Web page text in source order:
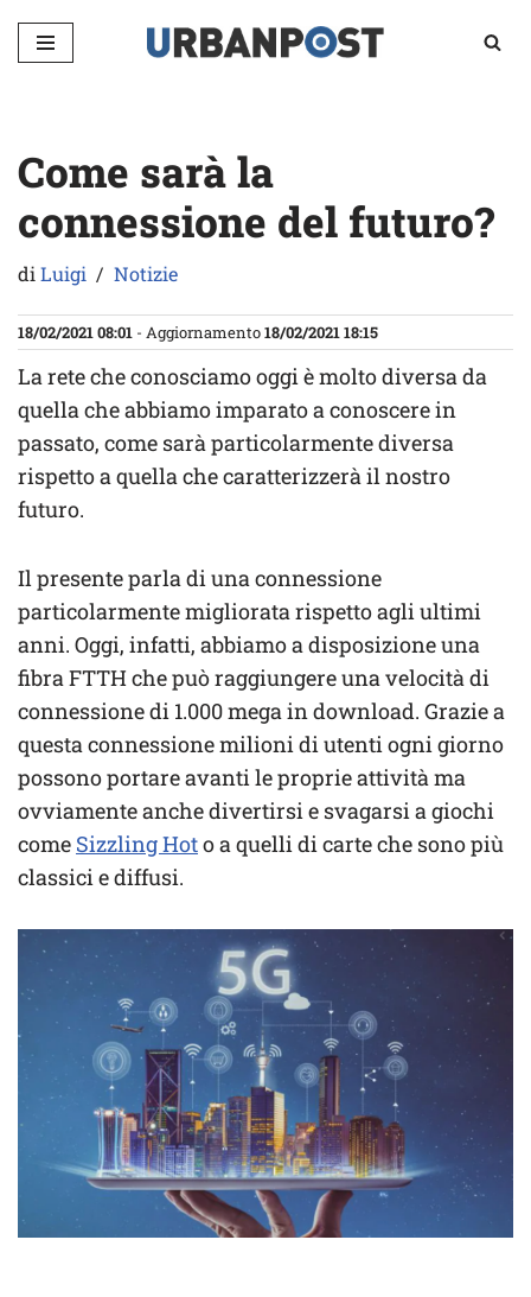
Vai
Come sarà la
connessione del futuro?
diLuigi Notizie
18/02/2021 08:01 - Aggiornamento18/02/2021 18:15
La rete che conosciamo oggi è molto diversa da
quella che abbiamo imparato a conoscere in
passato, come sarà particolarmente diversa
rispetto a quella che caratterizzerà il nostro
futuro.
Il presente parla di una connessione
particolarmente migliorata rispetto agli ultimi
anni. Oggi, infatti, abbiamo a disposizione una
fibra FTTH che può raggiungere una velocità di
connessione di 1.000 mega in download. Grazie a
questa connessione milioni di utenti ogni giorno
possono portare avanti le proprie attività ma
ovviamente anche divertirsi e svagarsi a giochi
come Sizzling Hoto a quelli di carte che sono più
classici e diffusi.